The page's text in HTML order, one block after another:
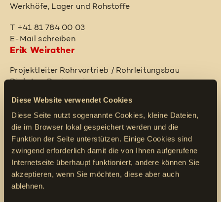
Diese Website verwendet Cookies
Diese Seite nutzt sogenannte Cookies, kleine Dateien,
die im Browser lokal gespeichert werden und die
Funktion der Seite unterstützen. Einige Cookies sind
zwingend erforderlich damit die von Ihnen aufgerufene
Internetseite überhaupt funktioniert, andere können Sie
akzeptieren, wenn Sie möchten, diese aber auch
ablehnen.
Werkhöfe, Lager und Rohstoffe
T +41 81 784 00 03
E-Mail schreiben
Erik Weirather
Projektleiter Rohrvortrieb / Rohrleitungsbau
Dipl.-Ing. Bauingenieurwesen
T +41 81 784 00 12
E-Mail schreiben
Simon Hauri
Projektleiter Rohrvortrieb
T +41 81 784 00 13
E-Mail schreiben
Philipp Heeb